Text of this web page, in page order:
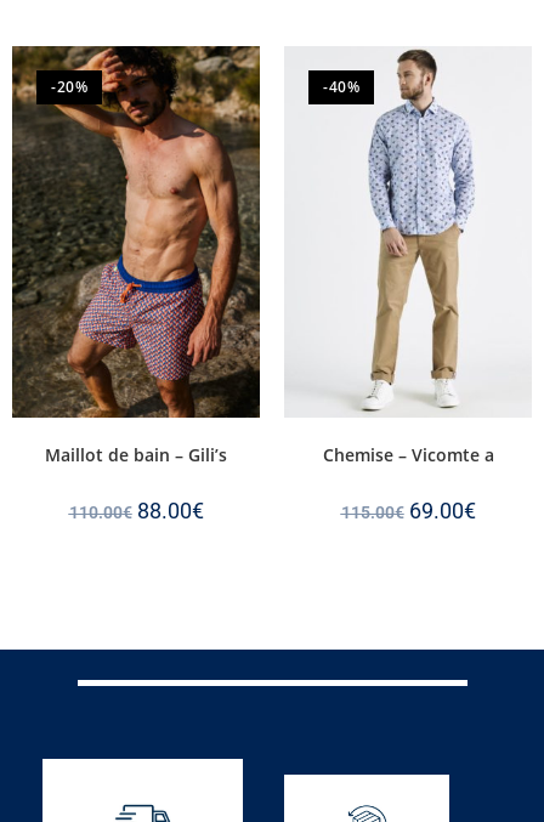
-20%
Maillot de bain – Gili’s
110.00€ 88.00€
-40%
Chemise – Vicomte a
115.00€ 69.00€